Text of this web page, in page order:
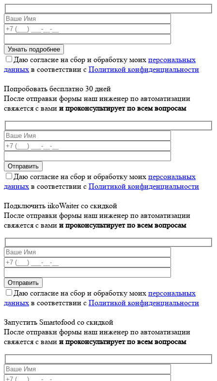
Даю согласие на сбор и обработку моих персональных
данных в соответствии с Политикой конфиденциальности
Попробовать бесплатно 30 дней
После отправки формы наш инженер по автоматизации
свяжется с вами и проконсультирует по всем вопросам
Даю согласие на сбор и обработку моих персональных
данных в соответствии с Политикой конфиденциальности
Подключить iikoWaiter со скидкой
После отправки формы наш инженер по автоматизации
свяжется с вами и проконсультирует по всем вопросам
Даю согласие на сбор и обработку моих персональных
данных в соответствии с Политикой конфиденциальности
Запустить Smartofood со скидкой
После отправки формы наш инженер по автоматизации
свяжется с вами и проконсультирует по всем вопросам